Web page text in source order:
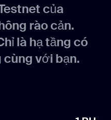
của
rào cản.
là hạ tầng có
cùng với bạn.